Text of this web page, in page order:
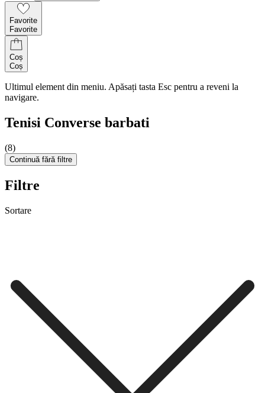
Favorite
Favorite
Coș
Coș
Ultimul element din meniu. Apăsați tasta Esc pentru a reveni la
navigare.
Tenisi Converse barbati
(8)
Continuă fără filtre
Filtre
Sortare